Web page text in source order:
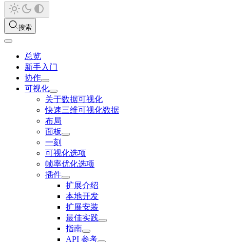
搜索
总览
新手入门
协作
可视化
关于数据可视化
快速三维可视化数据
布局
面板
一刻
可视化选项
帧率优化选项
插件
扩展介绍
本地开发
扩展安装
最佳实践
指南
API 参考